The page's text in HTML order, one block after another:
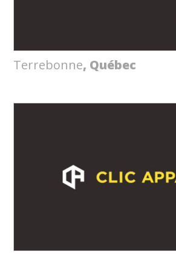
Terrebonne, Québec